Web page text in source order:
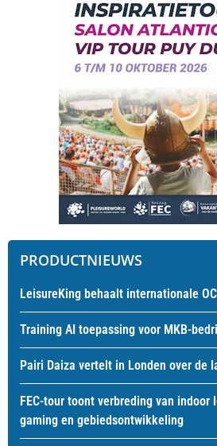
PRODUCTNIEUWS
LeisureKing behaalt internationale
Training AI toepassing voor MKB-
Pairi Daiza vertelt in Londen over de
FEC-tour toont verbreding van indoor
gaming en gebiedsontwikkeling